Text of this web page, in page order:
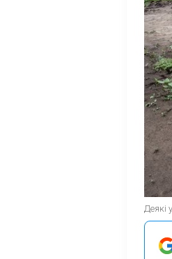
Деякі